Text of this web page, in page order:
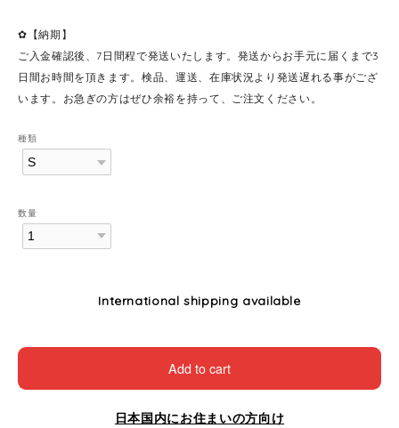
✿【納期】
ご入金確認後、7日間程で発送いたします。発送からお手元に届くまで3
日間お時間を頂きます。検品、運送、在庫状況より発送遅れる事がござ
います。お急ぎの方はぜひ余裕を持って、ご注文ください。
種類
数量
International shipping available
Add to cart
日本国内にお住まいの方向け